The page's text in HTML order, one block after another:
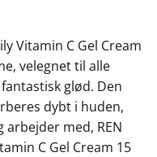
kr..
Vitamin C Gel Cream
velegnet til alle
glød. Den
dybt i huden,
med, REN
C Gel Cream 15